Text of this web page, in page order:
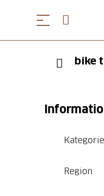
bike
Kategorie
Region